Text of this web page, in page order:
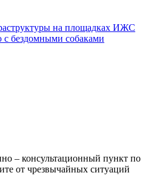
на площадках ИЖС
бездомными собаками
– консультационный пункт по
от чрезвычайных ситуаций